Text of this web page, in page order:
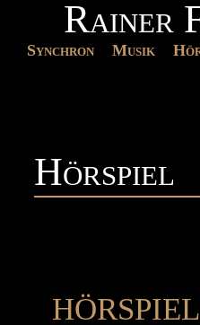
Hörspiel
HÖRSPIEL
Rainer
Synchron Musik